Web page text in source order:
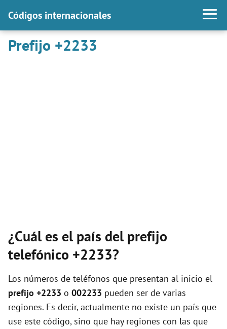
Códigos internacionales
Prefijo +2233
¿Cuál es el país del prefijo
telefónico +2233?
Los números de teléfonos que presentan al inicio el
prefijo +2233 o 002233 pueden ser de varias
regiones. Es decir, actualmente no existe un país que
use este código, sino que hay regiones con las que